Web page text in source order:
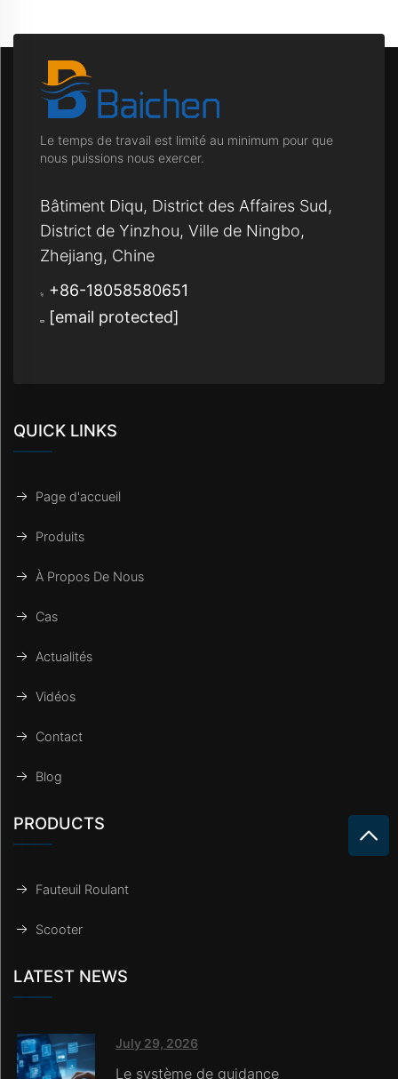
Le temps de travail est limité au minimum pour que
nous puissions nous exercer.
Bâtiment Diqu, District des Affaires Sud,
District de Yinzhou, Ville de Ningbo,
Zhejiang, Chine
+86-18058580651
[email protected]
QUICK LINKS
Page d'accueil
Produits
À Propos De Nous
Cas
Actualités
Vidéos
Contact
Blog
PRODUCTS
Fauteuil Roulant
Scooter
LATEST NEWS
July 29, 2026
Le système de guidance